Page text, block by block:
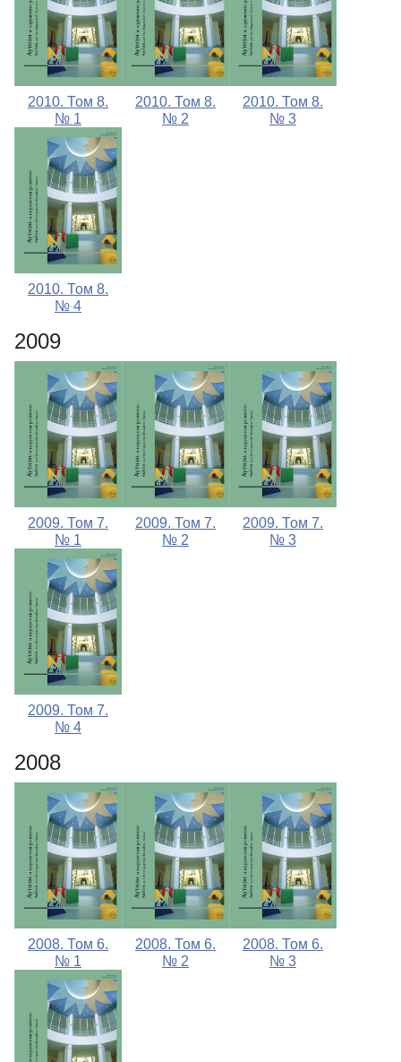
2010. Том 8.
№ 1
2010. Том 8.
№ 2
2010. Том 8.
№ 3
2010. Том 8.
№ 4
2009
2009. Том 7.
№ 1
2009. Том 7.
№ 2
2009. Том 7.
№ 3
2009. Том 7.
№ 4
2008
2008. Том 6.
№ 1
2008. Том 6.
№ 2
2008. Том 6.
№ 3